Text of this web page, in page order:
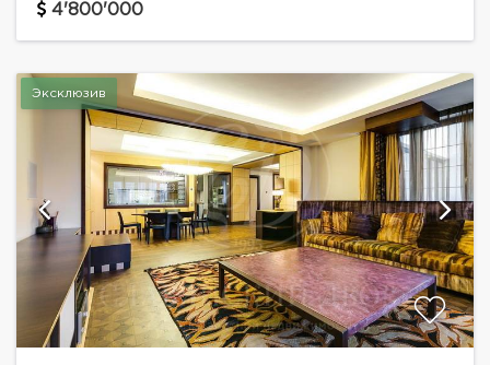
стоит только окунутся в атмосферу этого места.
4'800'000
Эксклюзив